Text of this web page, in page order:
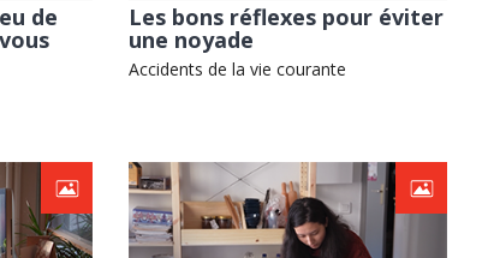
de Les bons réflexes pour éviter
une noyade
Accidents de la vie courante